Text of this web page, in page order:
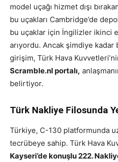
model uçağı hizmet dışı
bu uçakları Cambridge’de
bu uçaklar için İngilizler ikinci el
arıyordu. Ancak şimdiye kadar
girişim, Türk Hava
Scramble.nl portalı,
belirtiyor.
Türk Nakliye Filosunda
Türkiye, C-130 platformunda
tecrübeye sahip. Türk Hava
Kayseri’de konuşlu 222.